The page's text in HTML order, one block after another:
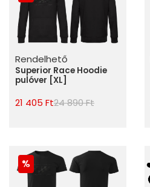
Rendelhető
Superior Race Hoodie
pulóver [XL]
21 405 Ft24 890 Ft